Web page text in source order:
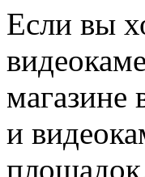
Если вы
магазине
и